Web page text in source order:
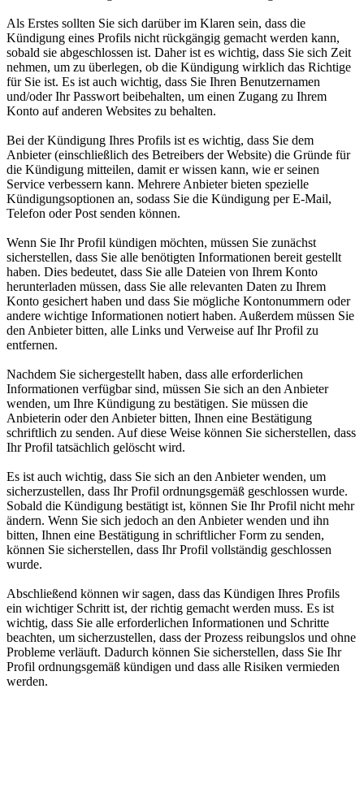
Als Erstes sollten Sie sich darüber im Klaren sein, dass die
Kündigung eines Profils nicht rückgängig gemacht werden kann,
sobald sie abgeschlossen ist. Daher ist es wichtig, dass Sie sich Zeit
nehmen, um zu überlegen, ob die Kündigung wirklich das Richtige
für Sie ist. Es ist auch wichtig, dass Sie Ihren Benutzernamen
und/oder Ihr Passwort beibehalten, um einen Zugang zu Ihrem
Konto auf anderen Websites zu behalten.
Bei der Kündigung Ihres Profils ist es wichtig, dass Sie dem
Anbieter (einschließlich des Betreibers der Website) die Gründe für
die Kündigung mitteilen, damit er wissen kann, wie er seinen
Service verbessern kann. Mehrere Anbieter bieten spezielle
Kündigungsoptionen an, sodass Sie die Kündigung per E-Mail,
Telefon oder Post senden können.
Wenn Sie Ihr Profil kündigen möchten, müssen Sie zunächst
sicherstellen, dass Sie alle benötigten Informationen bereit gestellt
haben. Dies bedeutet, dass Sie alle Dateien von Ihrem Konto
herunterladen müssen, dass Sie alle relevanten Daten zu Ihrem
Konto gesichert haben und dass Sie mögliche Kontonummern oder
andere wichtige Informationen notiert haben. Außerdem müssen Sie
den Anbieter bitten, alle Links und Verweise auf Ihr Profil zu
entfernen.
Nachdem Sie sichergestellt haben, dass alle erforderlichen
Informationen verfügbar sind, müssen Sie sich an den Anbieter
wenden, um Ihre Kündigung zu bestätigen. Sie müssen die
Anbieterin oder den Anbieter bitten, Ihnen eine Bestätigung
schriftlich zu senden. Auf diese Weise können Sie sicherstellen, dass
Ihr Profil tatsächlich gelöscht wird.
Es ist auch wichtig, dass Sie sich an den Anbieter wenden, um
sicherzustellen, dass Ihr Profil ordnungsgemäß geschlossen wurde.
Sobald die Kündigung bestätigt ist, können Sie Ihr Profil nicht mehr
ändern. Wenn Sie sich jedoch an den Anbieter wenden und ihn
bitten, Ihnen eine Bestätigung in schriftlicher Form zu senden,
können Sie sicherstellen, dass Ihr Profil vollständig geschlossen
wurde.
Abschließend können wir sagen, dass das Kündigen Ihres Profils
ein wichtiger Schritt ist, der richtig gemacht werden muss. Es ist
wichtig, dass Sie alle erforderlichen Informationen und Schritte
beachten, um sicherzustellen, dass der Prozess reibungslos und ohne
Probleme verläuft. Dadurch können Sie sicherstellen, dass Sie Ihr
Profil ordnungsgemäß kündigen und dass alle Risiken vermieden
werden.